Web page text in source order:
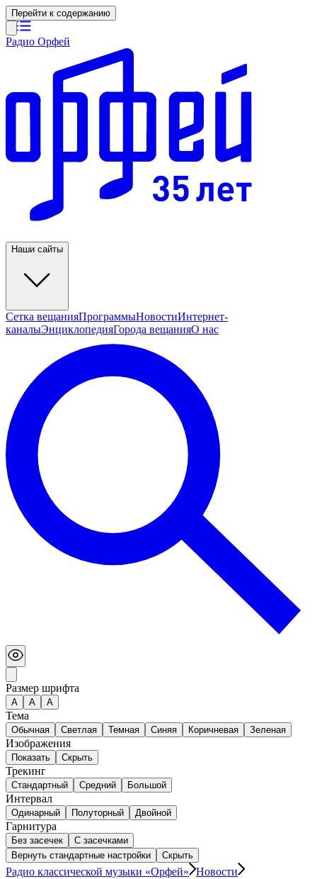
Перейти к содержанию
Радио Орфей
Наши сайты
Сетка вещанияПрограммыНовостиИнтернет-
каналыЭнциклопедияГорода вещанияО нас
Размер шрифта
А A A
Тема
Обычная Светлая Темная Синяя Коричневая Зеленая
Изображения
Показать Скрыть
Трекинг
Стандартный Средний Большой
Интервал
Одинарный Полуторный Двойной
Гарнитура
Без засечек
С засечками
Вернуть стандартные настройки
Скрыть
Радио классической музыки «Орфей» Новости